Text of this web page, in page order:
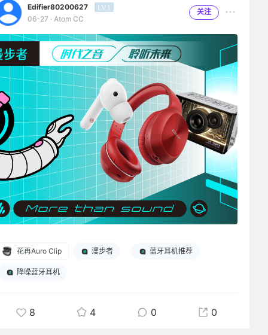
Edifier80200627 LV.1
06-27 · Atom CC
关注
花再Auro Clip 漫步者 蓝牙耳机推荐
降噪蓝牙耳机
8 4 0 0